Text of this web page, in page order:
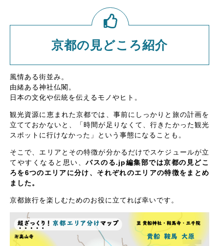
京都の見どころ紹介
風情ある街並み。
由緒ある神社仏閣。
日本の文化や伝統を伝えるモノやヒト。
観光資源に恵まれた京都では、事前にしっかりと旅の計画を
立てておかないと、「時間が足りなくて、行きたかった観光
スポットに行けなかった」という事態になることも。
そこで、エリアとその特徴が分かるだけでスケジュールが立
てやすくなると思い、バスのる.jp編集部では京都の見どこ
ろを6つのエリアに分け、それぞれのエリアの特徴をまとめ
ました。
京都旅行を楽しむためのお役に立てれば幸いです。